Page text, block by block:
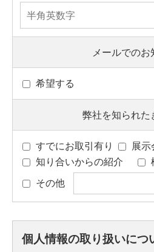
メールでのお
希望する
弊社を知られた
すでにお取引有り
展示
知り合いからの紹介
その他
個人情報の取り扱いにつ